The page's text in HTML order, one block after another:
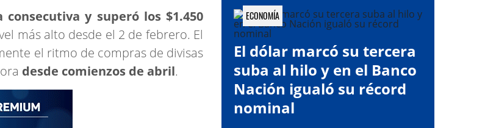
y superó los $1.450
más alto desde el 2 de febrero. El
el ritmo de compras de divisas
desde comienzos de abril.
ECONOMÍA
El dólar marcó su tercera
suba al hilo y en el Banco
Nación igualó su récord
nominal